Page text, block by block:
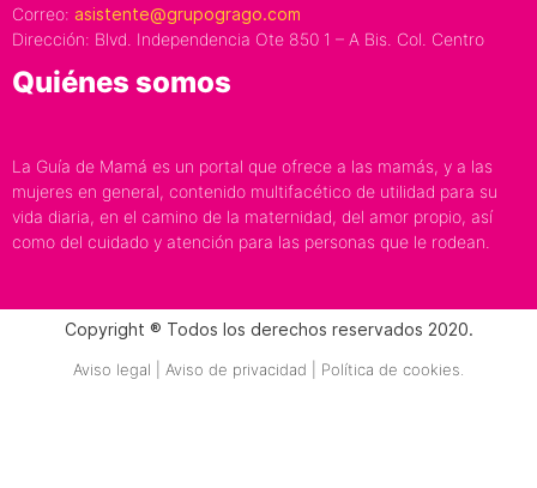
Correo: asistente@grupogrago.com
Dirección: Blvd. Independencia Ote 850 1 – A Bis. Col. Centro
Quiénes somos
La Guía de Mamá es un portal que ofrece a las mamás, y a las
mujeres en general, contenido multifacético de utilidad para su
vida diaria, en el camino de la maternidad, del amor propio, así
como del cuidado y atención para las personas que le rodean.
Copyright ® Todos los derechos reservados 2020.
Aviso legal | Aviso de privacidad | Política de cookies.